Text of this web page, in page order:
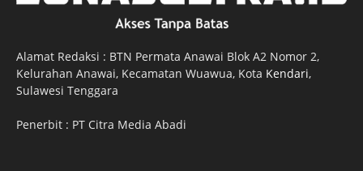
Alamat Redaksi : BTN Permata Anawai Blok A2 Nomor 2,
Kelurahan Anawai, Kecamatan Wuawua, Kota Kendari,
Sulawesi Tenggara
Penerbit : PT Citra Media Abadi